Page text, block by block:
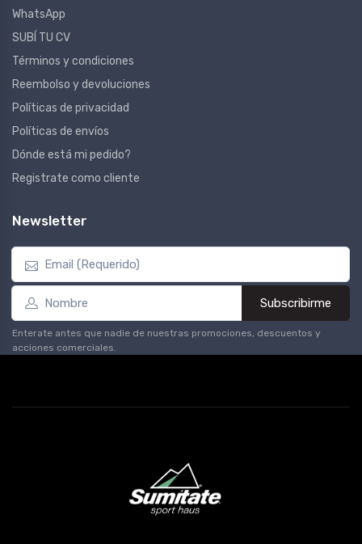
WhatsApp
SUBÍ TU CV
Términos y condiciones
Reembolso y devoluciones
Políticas de privacidad
Políticas de envíos
Dónde está mi pedido?
Registrate como cliente
Newsletter
Subscribirme
Enterate antes que nadie de nuestras promociones, descuentos y
acciones comerciales.